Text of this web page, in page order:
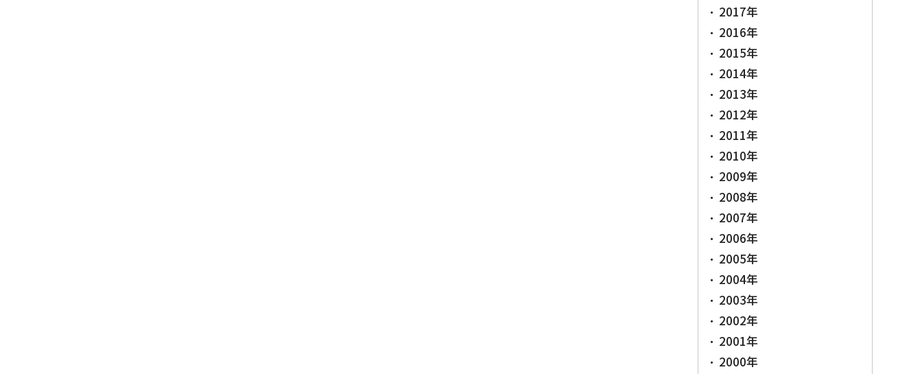
2017年
2016年
2015年
2014年
2013年
2012年
2011年
2010年
2009年
2008年
2007年
2006年
2005年
2004年
2003年
2002年
2001年
2000年